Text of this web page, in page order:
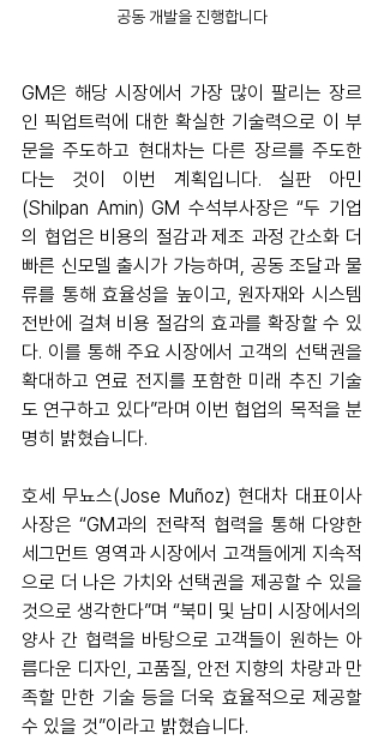
공동 개발을 진행합니다
GM은 해당 시장에서 가장 많이 팔리는 장르
인 픽업트럭에 대한 확실한 기술력으로 이 부
문을 주도하고 현대차는 다른 장르를 주도한
다는 것이 이번 계획입니다. 실판 아민
(Shilpan Amin) GM 수석부사장은 “두 기업
의 협업은 비용의 절감과 제조 과정 간소화 더
빠른 신모델 출시가 가능하며, 공동 조달과 물
류를 통해 효율성을 높이고, 원자재와 시스템
전반에 걸쳐 비용 절감의 효과를 확장할 수 있
다. 이를 통해 주요 시장에서 고객의 선택권을
확대하고 연료 전지를 포함한 미래 추진 기술
도 연구하고 있다”라며 이번 협업의 목적을 분
명히 밝혔습니다.
호세 무뇨스(Jose Muñoz) 현대차 대표이사
사장은 “GM과의 전략적 협력을 통해 다양한
세그먼트 영역과 시장에서 고객들에게 지속적
으로 더 나은 가치와 선택권을 제공할 수 있을
것으로 생각한다”며 “북미 및 남미 시장에서의
양사 간 협력을 바탕으로 고객들이 원하는 아
름다운 디자인, 고품질, 안전 지향의 차량과 만
족할 만한 기술 등을 더욱 효율적으로 제공할
수 있을 것”이라고 밝혔습니다.